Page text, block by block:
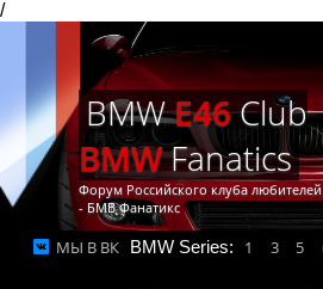
/
BMWE46Club
BMWFanatics
Форум Российского клуба
- БМВ Фанатикс
МЫ В ВК BMW Series: 1 3 5